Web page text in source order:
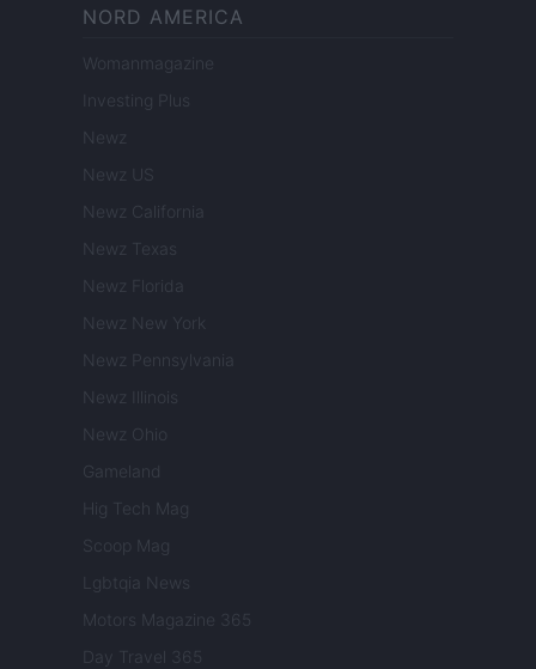
NORD AMERICA
Womanmagazine
Investing Plus
Newz
Newz US
Newz California
Newz Texas
Newz Florida
Newz New York
Newz Pennsylvania
Newz Illinois
Newz Ohio
Gameland
Hig Tech Mag
Scoop Mag
Lgbtqia News
Motors Magazine 365
Day Travel 365